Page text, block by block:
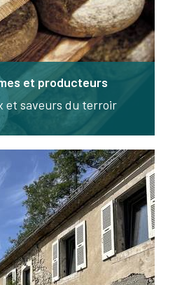
et producteurs
et saveurs du terroir